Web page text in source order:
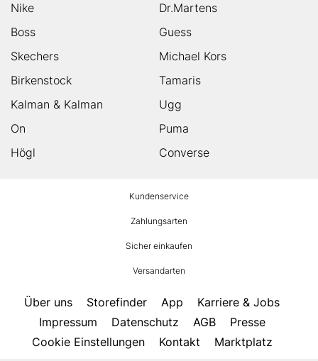
Nike
Dr.Martens
Boss
Guess
Skechers
Michael Kors
Birkenstock
Tamaris
Kalman & Kalman
Ugg
On
Puma
Högl
Converse
Kundenservice
Zahlungsarten
Sicher einkaufen
Versandarten
Über uns Storefinder App
Karriere & Jobs
Impressum
Datenschutz AGB
Presse
Cookie Einstellungen
Kontakt Marktplatz